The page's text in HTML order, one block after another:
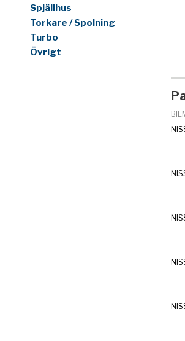
Spjällhus
Torkare / Spolning
Turbo
Övrigt